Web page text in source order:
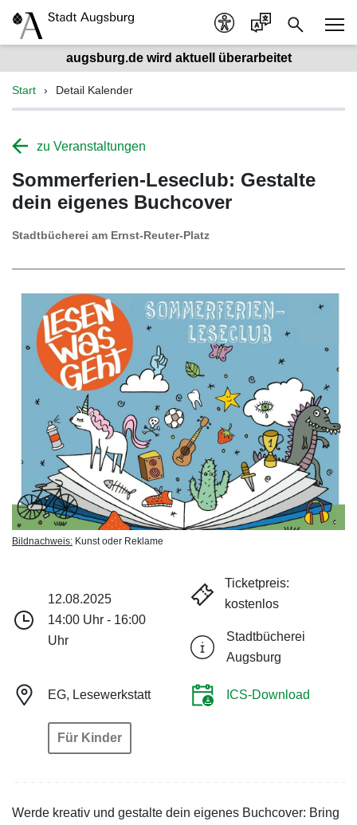
augsburg.de wird aktuell überarbeitet
Start Detail Kalender
zu Veranstaltungen
Sommerferien-Leseclub: Gestalte
dein eigenes Buchcover
Stadtbücherei am Ernst-Reuter-Platz
Bildnachweis: Kunst oder Reklame
12.08.2025
14:00 Uhr - 16:00
Uhr
Ticketpreis:
kostenlos
Stadtbücherei
Augsburg
EG, Lesewerkstatt ICS-Download
Für Kinder
Werde kreativ und gestalte dein eigenes Buchcover: Bring